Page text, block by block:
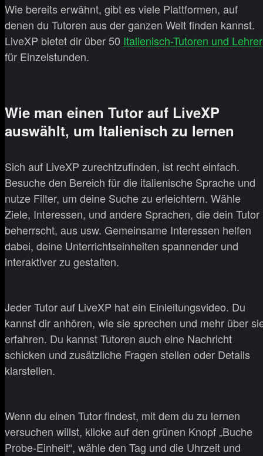
Wie bereits erwähnt, gibt es viele Plattformen, auf
denen du Tutoren aus der ganzen Welt finden kannst.
LiveXP bietet dir über 50 Italienisch-Tutoren und Lehrer
für Einzelstunden.
Wie man einen Tutor auf LiveXP
auswählt, um Italienisch zu lernen
Sich auf LiveXP zurechtzufinden, ist recht einfach.
Besuche den Bereich für die italienische Sprache und
nutze Filter, um deine Suche zu erleichtern. Wähle
Ziele, Interessen, und andere Sprachen, die dein Tutor
beherrscht, aus usw. Gemeinsame Interessen helfen
dabei, deine Unterrichtseinheiten spannender und
interaktiver zu gestalten.
Jeder Tutor auf LiveXP hat ein Einleitungsvideo. Du
kannst dir anhören, wie sie sprechen und mehr über
erfahren. Du kannst Tutoren auch eine Nachricht
schicken und zusätzliche Fragen stellen oder Details
klarstellen.
Wenn du einen Tutor findest, mit dem du zu lernen
versuchen willst, klicke auf den grünen Knopf „Buche
Probe-Einheit“, wähle den Tag und die Uhrzeit und